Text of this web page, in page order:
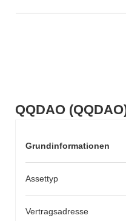
QQDAO
Grundinformationen
Assettyp
Vertragsadresse